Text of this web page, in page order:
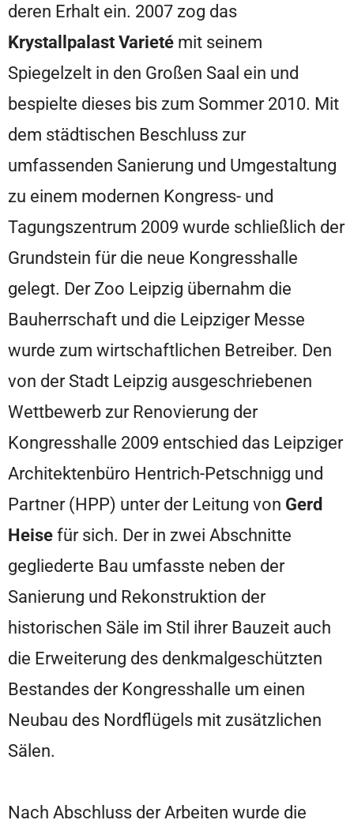
deren Erhalt ein. 2007 zog das
Krystallpalast Varieté mit seinem
Spiegelzelt in den Großen Saal ein und
bespielte dieses bis zum Sommer 2010. Mit
dem städtischen Beschluss zur
umfassenden Sanierung und Umgestaltung
zu einem modernen Kongress- und
Tagungszentrum 2009 wurde schließlich der
Grundstein für die neue Kongresshalle
gelegt. Der Zoo Leipzig übernahm die
Bauherrschaft und die Leipziger Messe
wurde zum wirtschaftlichen Betreiber. Den
von der Stadt Leipzig ausgeschriebenen
Wettbewerb zur Renovierung der
Kongresshalle 2009 entschied das Leipziger
Architektenbüro Hentrich-Petschnigg und
Partner (HPP) unter der Leitung von Gerd
Heisefür sich. Der in zwei Abschnitte
gegliederte Bau umfasste neben der
Sanierung und Rekonstruktion der
historischen Säle im Stil ihrer Bauzeit auch
die Erweiterung des denkmalgeschützten
Bestandes der Kongresshalle um einen
Neubau des Nordflügels mit zusätzlichen
Sälen.
Nach Abschluss der Arbeiten wurde die